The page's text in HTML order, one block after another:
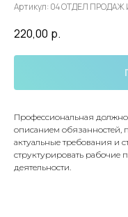
Артикул: 04 ОТДЕЛ ПРОДАЖ
220,00 р.
Профессиональная
описанием обязанностей,
актуальные требования и
структурировать рабочие
деятельности.